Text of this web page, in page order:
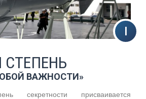
I СТЕПЕНЬ
ВАЖНОСТИ»
секретности присваивается